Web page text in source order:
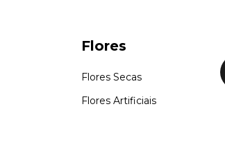
Flores
Flores Secas
Flores Artificiais